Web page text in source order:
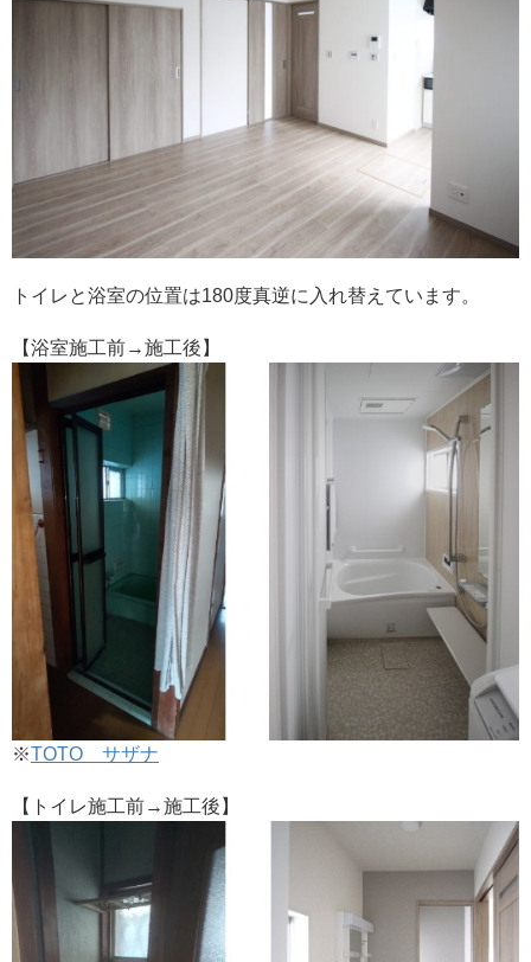
トイレと浴室の位置は180度真逆に入れ替えています。
【浴室施工前→施工後】
※TOTO サザナ
【トイレ施工前→施工後】